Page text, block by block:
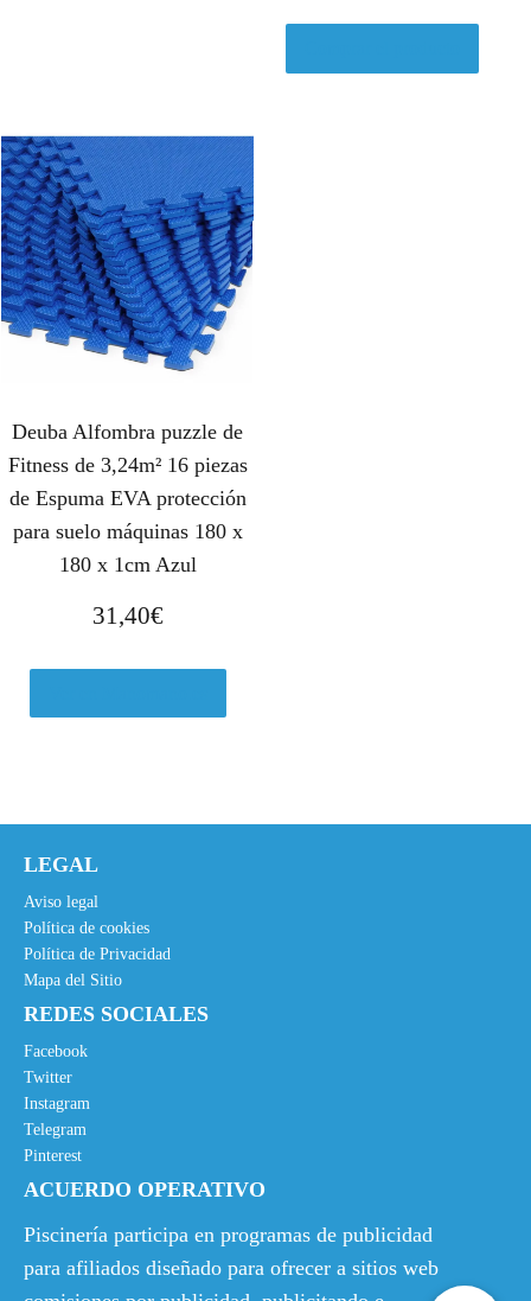
Deuba Alfombra puzzle de
Fitness de 3,24m² 16 piezas
de Espuma EVA protección
para suelo máquinas 180 x
180 x 1cm Azul
31,40€
LEGAL
Aviso legal
Política de cookies
Política de Privacidad
Mapa del Sitio
REDES SOCIALES
Facebook
Twitter
Instagram
Telegram
Pinterest
ACUERDO OPERATIVO
Piscinería participa en programas de publicidad
para afiliados diseñado para ofrecer a sitios web